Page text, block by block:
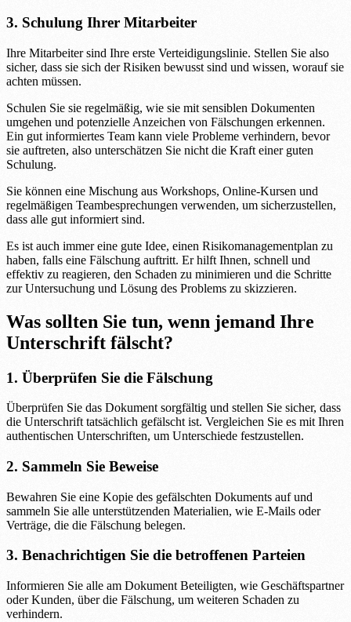
3. Schulung Ihrer Mitarbeiter
Ihre Mitarbeiter sind Ihre erste Verteidigungslinie. Stellen Sie also
sicher, dass sie sich der Risiken bewusst sind und wissen, worauf sie
achten müssen.
Schulen Sie sie regelmäßig, wie sie mit sensiblen Dokumenten
umgehen und potenzielle Anzeichen von Fälschungen erkennen.
Ein gut informiertes Team kann viele Probleme verhindern, bevor
sie auftreten, also unterschätzen Sie nicht die Kraft einer guten
Schulung.
Sie können eine Mischung aus Workshops, Online-Kursen und
regelmäßigen Teambesprechungen verwenden, um sicherzustellen,
dass alle gut informiert sind.
Es ist auch immer eine gute Idee, einen Risikomanagementplan zu
haben, falls eine Fälschung auftritt. Er hilft Ihnen, schnell und
effektiv zu reagieren, den Schaden zu minimieren und die Schritte
zur Untersuchung und Lösung des Problems zu skizzieren.
Was sollten Sie tun, wenn jemand Ihre
Unterschrift fälscht?
1. Überprüfen Sie die Fälschung
Überprüfen Sie das Dokument sorgfältig und stellen Sie sicher, dass
die Unterschrift tatsächlich gefälscht ist. Vergleichen Sie es mit Ihren
authentischen Unterschriften, um Unterschiede festzustellen.
2. Sammeln Sie Beweise
Bewahren Sie eine Kopie des gefälschten Dokuments auf und
sammeln Sie alle unterstützenden Materialien, wie E-Mails oder
Verträge, die die Fälschung belegen.
3. Benachrichtigen Sie die betroffenen Parteien
Informieren Sie alle am Dokument Beteiligten, wie Geschäftspartner
oder Kunden, über die Fälschung, um weiteren Schaden zu
verhindern.